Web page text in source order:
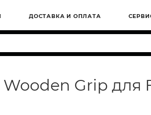
ДОСТАВКА И ОПЛАТА
Grip для